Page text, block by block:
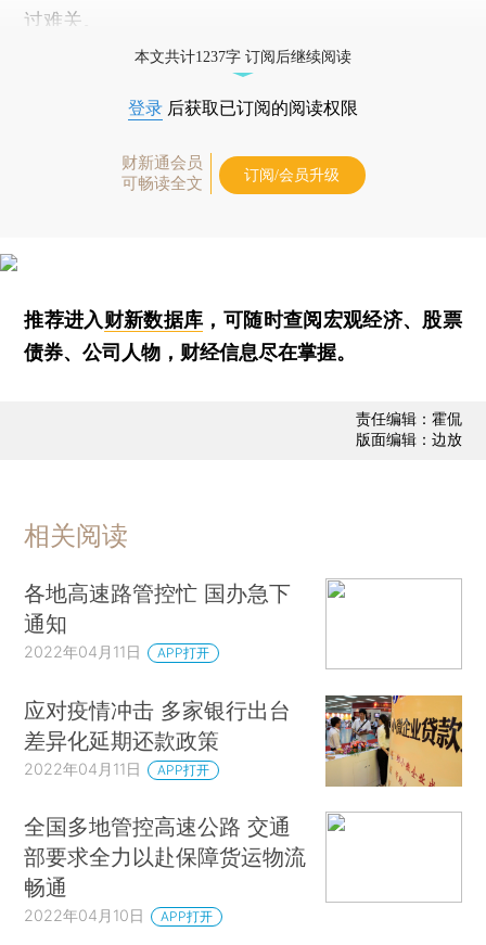
过难关。
本文共计1237字 订阅后继续阅读
登录 后获取已订阅的阅读权限
财新通会员
可畅读全文
订阅/会员升级
推荐进入财新数据库 ，可随时查阅宏观经济、股票
债券、公司人物，财经信息尽在掌握。
责任编辑：霍侃
版面编辑：边放
相关阅读
各地高速路管控忙 国办急下
通知
2022年04月11日 APP打开
应对疫情冲击 多家银行出台
差异化延期还款政策
2022年04月11日 APP打开
全国多地管控高速公路 交通
部要求全力以赴保障货运物流
畅通
2022年04月10日 APP打开